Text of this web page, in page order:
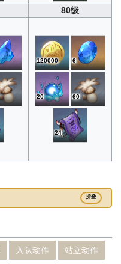
80级
120000 6
20 60
24
折叠
入队动作 站立动作